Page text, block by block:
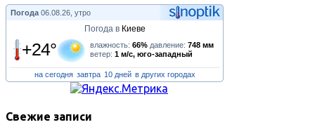
Погода 06.08.26, утро
Погода в Киеве
+24° влажность: 66% давление: 748 мм
ветер: 1 м/с, юго-западный
на сегодня завтра 10 дней в других городах
Свежие записи